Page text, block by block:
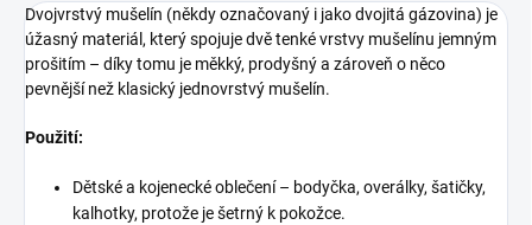
Dvojvrstvý mušelín (někdy označovaný i jako dvojitá gázovina) je
úžasný materiál, který spojuje dvě tenké vrstvy mušelínu jemným
prošitím – díky tomu je měkký, prodyšný a zároveň o něco
pevnější než klasický jednovrstvý mušelín.
Použití:
Dětské a kojenecké oblečení – bodyčka, overálky, šatičky,
kalhotky, protože je šetrný k pokožce.